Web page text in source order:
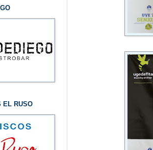
EL RUSO